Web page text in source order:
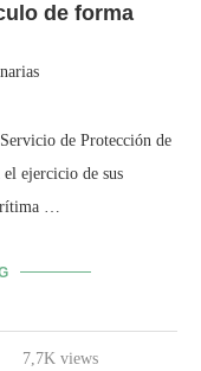
de forma
de Protección de
ejercicio de sus
…
7,7K views